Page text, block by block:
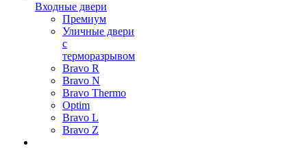
Входные двери
Премиум
Уличные двери
с
терморазрывом
Bravo R
Bravo N
Bravo Thermo
Optim
Bravo L
Bravo Z